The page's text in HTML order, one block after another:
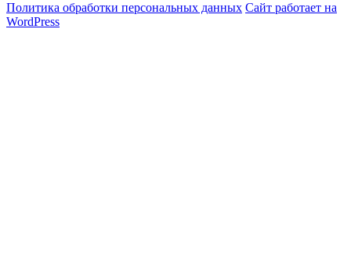
Политика обработки персональных данных Сайт работает на
WordPress